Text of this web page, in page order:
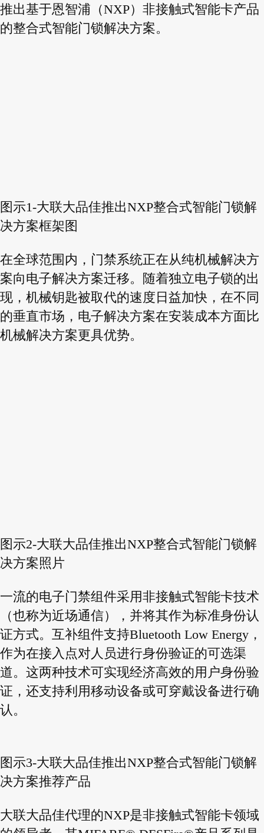
推出基于恩智浦（NXP）非接触式智能卡产品
的整合式智能门锁解决方案。
图示1-大联大品佳推出NXP整合式智能门锁解
决方案框架图
在全球范围内，门禁系统正在从纯机械解决方
案向电子解决方案迁移。随着独立电子锁的出
现，机械钥匙被取代的速度日益加快，在不同
的垂直市场，电子解决方案在安装成本方面比
机械解决方案更具优势。
图示2-大联大品佳推出NXP整合式智能门锁解
决方案照片
一流的电子门禁组件采用非接触式智能卡技术
（也称为近场通信），并将其作为标准身份认
证方式。互补组件支持Bluetooth Low Energy，
作为在接入点对人员进行身份验证的可选渠
道。这两种技术可实现经济高效的用户身份验
证，还支持利用移动设备或可穿戴设备进行确
认。
图示3-大联大品佳推出NXP整合式智能门锁解
决方案推荐产品
大联大品佳代理的NXP是非接触式智能卡领域